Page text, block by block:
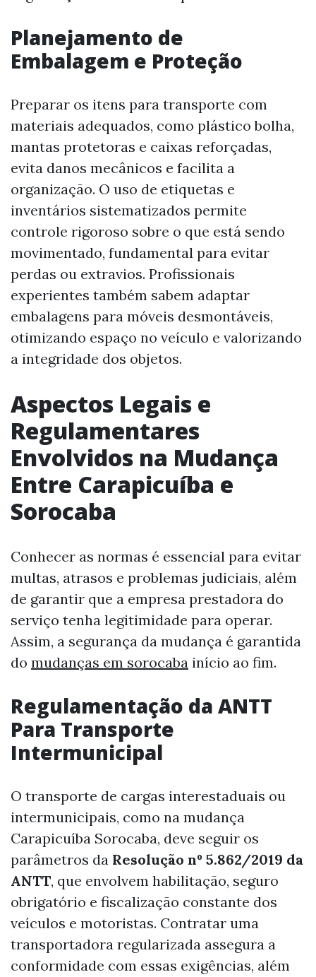
Planejamento de
Embalagem e Proteção
Preparar os itens para transporte com
materiais adequados, como plástico bolha,
mantas protetoras e caixas reforçadas,
evita danos mecânicos e facilita a
organização. O uso de etiquetas e
inventários sistematizados permite
controle rigoroso sobre o que está sendo
movimentado, fundamental para evitar
perdas ou extravios. Profissionais
experientes também sabem adaptar
embalagens para móveis desmontáveis,
otimizando espaço no veículo e valorizando
a integridade dos objetos.
Aspectos Legais e
Regulamentares
Envolvidos na Mudança
Entre Carapicuíba e
Sorocaba
Conhecer as normas é essencial para evitar
multas, atrasos e problemas judiciais, além
de garantir que a empresa prestadora do
serviço tenha legitimidade para operar.
Assim, a segurança da mudança é garantida
do mudanças em sorocaba início ao fim.
Regulamentação da ANTT
Para Transporte
Intermunicipal
O transporte de cargas interestaduais ou
intermunicipais, como na mudança
Carapicuíba Sorocaba, deve seguir os
parâmetros da Resolução nº 5.862/2019 da
ANTT, que envolvem habilitação, seguro
obrigatório e fiscalização constante dos
veículos e motoristas. Contratar uma
transportadora regularizada assegura a
conformidade com essas exigências, além